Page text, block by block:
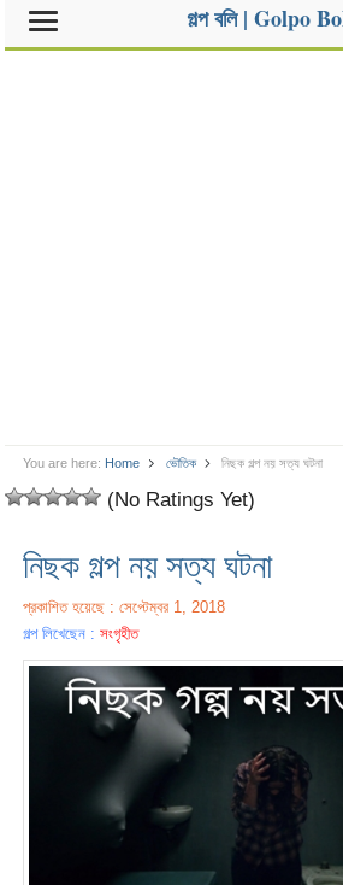
গল্প বলি | Golpo
You are here: Home ভৌতিক নিছক গল্প নয় সত্য ঘটনা
(No Ratings Yet)
নিছক গল্প নয় সত্য ঘটনা
প্রকাশিত হয়েছে : সেপ্টেম্বর 1, 2018
গল্প লিখেছেন :সংগৃহীত